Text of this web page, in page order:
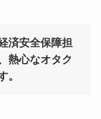
済安全保障担
熱心なオタク
。